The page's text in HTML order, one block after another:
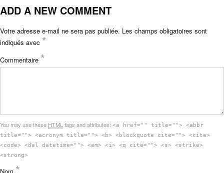
ADD A NEW COMMENT
Votre adresse e-mail ne sera pas publiée. Les champs obligatoires sont
indiqués avec *
Commentaire *
You may use these HTMLtags and attributes: <a href="" title=""> <abbr
title=""> <acronym title=""> <b> <blockquote cite=""> <cite>
<code> <del datetime=""> <em> <i> <q cite=""> <s> <strike>
<strong>
*